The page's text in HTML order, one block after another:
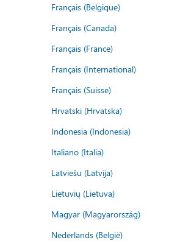
Français (Belgique)
Français (Canada)
Français (France)
Français (International)
Français (Suisse)
Hrvatski (Hrvatska)
Indonesia (Indonesia)
Italiano (Italia)
Latviešu (Latvija)
Lietuvių (Lietuva)
Magyar (Magyarország)
Nederlands (België)